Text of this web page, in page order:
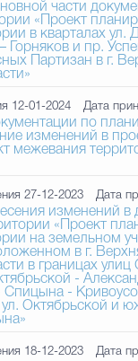
части
«Проект
в кварталах ул.
Горняков и пр.
Партизан в г.
12-01-2024 Дата
по
изменений в
межевания
27-12-2023 Дата
изменений в
«Проект
на земельном
в г.
в границах улиц
-
Спицына -
ул. Октябрьской и
18-12-2023 Дата